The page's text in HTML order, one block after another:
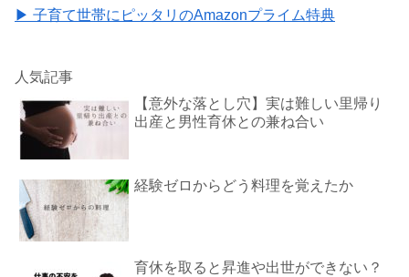
▶ 子育て世帯にピッタリのAmazonプライム特典
人気記事
【意外な落とし穴】実は難しい里帰り
出産と男性育休との兼ね合い
経験ゼロからどう料理を覚えたか
育休を取ると昇進や出世ができない？